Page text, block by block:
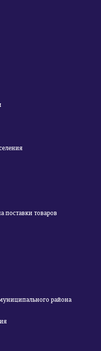
поставки товаров
района